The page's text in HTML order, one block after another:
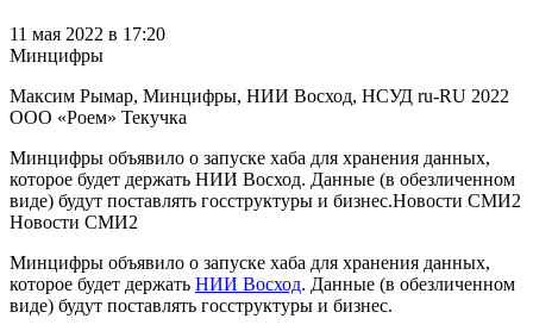
11 мая 2022 в 17:20
Минцифры
Максим Рымар, Минцифры, НИИ Восход, НСУД ru-RU 2022
ООО «Роем» Текучка
Минцифры объявило о запуске хаба для хранения данных,
которое будет держать НИИ Восход. Данные (в обезличенном
виде) будут поставлять госструктуры и бизнес.Новости СМИ2
Новости СМИ2
Минцифры объявило о запуске хаба для хранения данных,
которое будет держать НИИ Восход. Данные (в обезличенном
виде) будут поставлять госструктуры и бизнес.